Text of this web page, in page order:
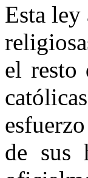
Esta ley
el resto
de sus